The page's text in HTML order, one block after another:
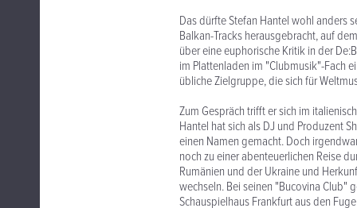
Das dürfte Stefan Hantel wohl anders
Balkan-Tracks herausgebracht, auf
über eine euphorische Kritik in der
im Plattenladen im "Clubmusik"-Fach
übliche Zielgruppe, die sich für
Zum Gespräch trifft er sich im
Hantel hat sich als DJ und Produzent
einen Namen gemacht. Doch
noch zu einer abenteuerlichen Reise
Rumänien und der Ukraine und
wechseln. Bei seinen "Bucovina Club"
Schauspielhaus Frankfurt aus den